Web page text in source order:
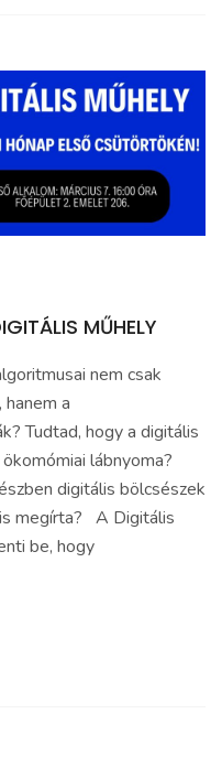
MŰHELY
nem csak
a
Tudtad, hogy a digitális
lábnyoma?
digitális bölcsészek
megírta? A Digitális
be, hogy